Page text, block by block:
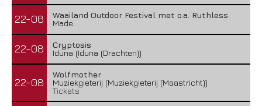
22-08
Waailand Outdoor Festival met o.a. Ruthless
Made
22-08
Cryptosis
Iduna (Iduna (Drachten))
22-08
Wolfmother
Muziekgieterij (Muziekgieterij (Maastricht))
Tickets